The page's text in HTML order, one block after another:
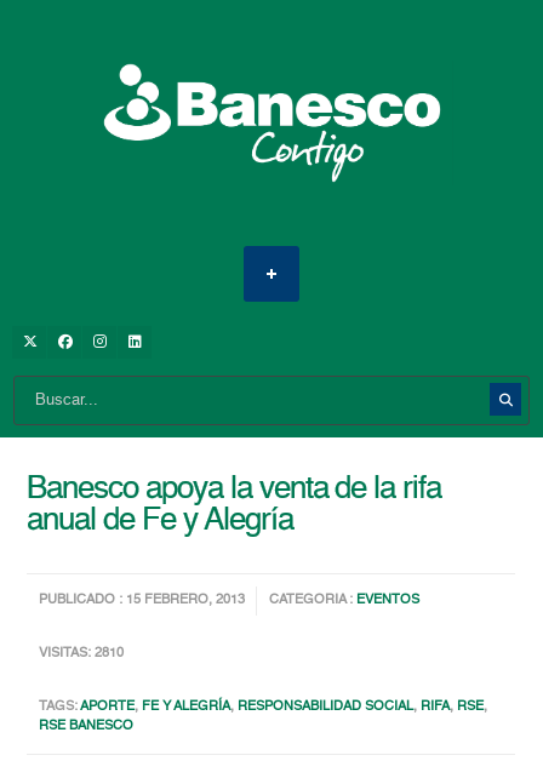
Banesco apoya la venta de la rifa
anual de Fe y Alegría
PUBLICADO : 15 FEBRERO, 2013 CATEGORIA : EVENTOS
VISITAS: 2810
TAGS:APORTE, FE Y ALEGRÍA, RESPONSABILIDAD SOCIAL, RIFA, RSE,
RSE BANESCO